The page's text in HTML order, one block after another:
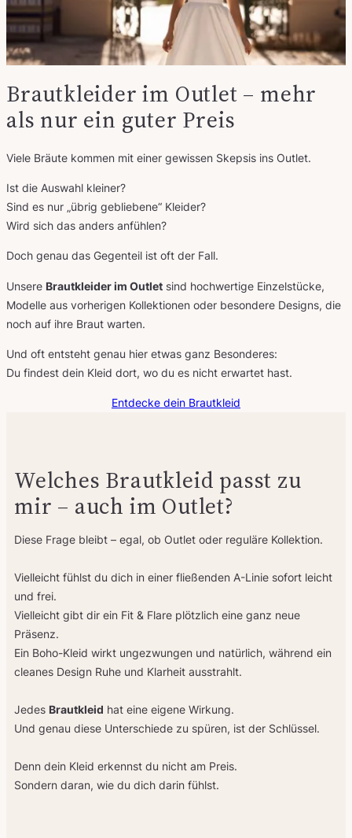
Brautkleider im Outlet – mehr
als nur ein guter Preis
Viele Bräute kommen mit einer gewissen Skepsis ins Outlet.
Ist die Auswahl kleiner?
Sind es nur „übrig gebliebene“ Kleider?
Wird sich das anders anfühlen?
Doch genau das Gegenteil ist oft der Fall.
Unsere Brautkleider im Outlet sind hochwertige Einzelstücke,
Modelle aus vorherigen Kollektionen oder besondere Designs, die
noch auf ihre Braut warten.
Und oft entsteht genau hier etwas ganz Besonderes:
Du findest dein Kleid dort, wo du es nicht erwartet hast.
Entdecke dein Brautkleid
Welches Brautkleid passt zu
mir – auch im Outlet?
Diese Frage bleibt – egal, ob Outlet oder reguläre Kollektion.
Vielleicht fühlst du dich in einer fließenden A-Linie sofort leicht
und frei.
Vielleicht gibt dir ein Fit & Flare plötzlich eine ganz neue
Präsenz.
Ein Boho-Kleid wirkt ungezwungen und natürlich, während ein
cleanes Design Ruhe und Klarheit ausstrahlt.
Jedes Brautkleid hat eine eigene Wirkung.
Und genau diese Unterschiede zu spüren, ist der Schlüssel.
Denn dein Kleid erkennst du nicht am Preis.
Sondern daran, wie du dich darin fühlst.